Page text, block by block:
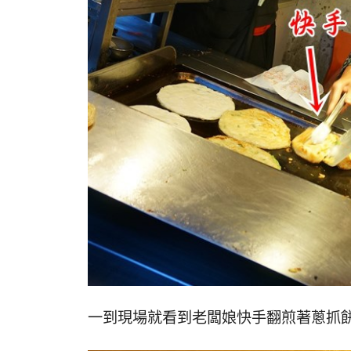
一到現場就看到老闆娘快手翻煎著蔥抓